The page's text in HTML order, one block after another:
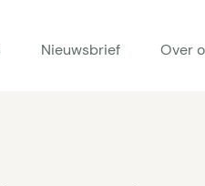
Nieuwsbrief Over